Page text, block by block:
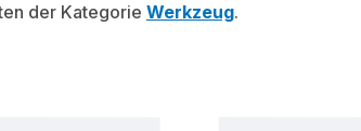
der Kategorie Werkzeug.